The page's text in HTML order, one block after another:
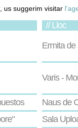
us suggerim visitar
// Lloc
Ermita
Varis -
Naus de
Sala